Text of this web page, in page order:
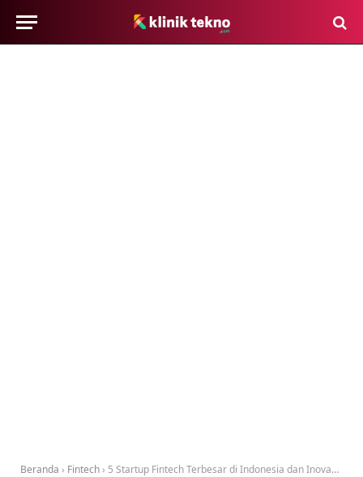
Beranda › Fintech › 5 Startup Fintech Terbesar di Indonesia dan Inovasinya